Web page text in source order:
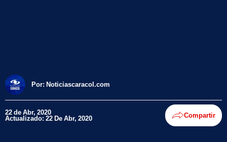
Por: Noticiascaracol.com
22 de Abr, 2020
Actualizado: 22 De Abr, 2020 Compartir